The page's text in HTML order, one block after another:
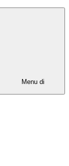
Menu di